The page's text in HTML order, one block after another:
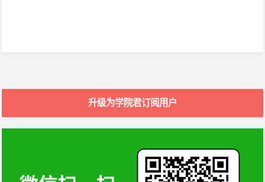
升级为学院君订阅用户